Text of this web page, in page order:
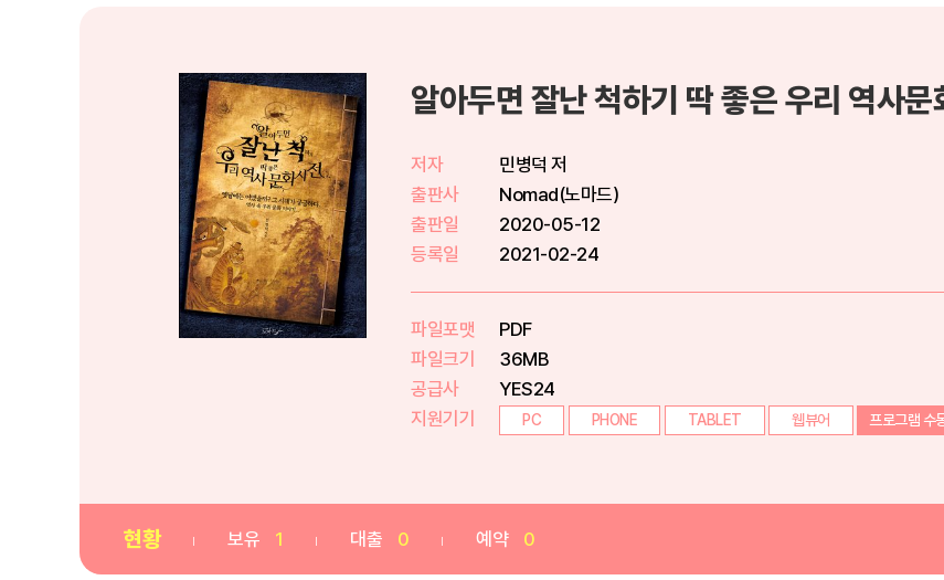
알아두면 잘난 척하기 딱 좋은 우리 역사문
저자
민병덕 저
출판사
Nomad(노마드)
출판일
2020-05-12
등록일
2021-02-24
파일포맷
PDF
파일크기
36MB
공급사
YES24
지원기기
PC PHONE TABLET 웹뷰어 프로그램 수
현황 보유 1 대출 0 예약 0